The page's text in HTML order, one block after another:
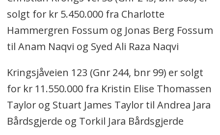
solgt for kr 5.450.000 fra Charlotte
Hammergren Fossum og Jonas Berg Fossum
til Anam Naqvi og Syed Ali Raza Naqvi
Kringsjåveien 123 (Gnr 244, bnr 99) er solgt
for kr 11.550.000 fra Kristin Elise Thomassen
Taylor og Stuart James Taylor til Andrea Jara
Bårdsgjerde og Torkil Jara Bårdsgjerde